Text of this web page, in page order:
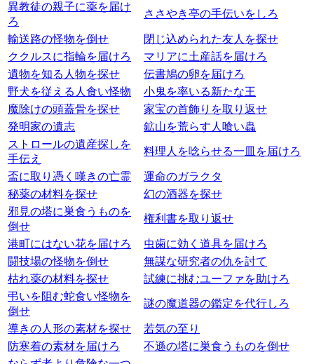
異教徒の親子に薬を届け
ろ
ささやき亭の手伝いをしろ
輸送路の怪物を倒せ
閉じ込められた友人を探せ
ククルスに指輪を届けろ
マリアに土産話を届けろ
遺物を知る人物を探せ
伝書鳩の卵を届けろ
野犬を従える人食い怪物
小鬼を率いる新たな王
魔除けの頭蓋骨を探せ
家宝の首飾りを取り返せ
発明家の遺志
鉱山を荒らす人喰い蟲
ストロールの遺産探しを
手伝え
料理人を唸らせる一皿を届けろ
盃に取り憑く嘆きの亡霊
運命のガラクタ
秘薬の材料を探せ
幻の酒器を探せ
邪見の塔に巣食うものを
倒せ
権利書を取り返せ
港町にはない花を届けろ
虫歯に効く道具を届けろ
闘技場の怪物を倒せ
無謀な研究者の仇を討て
枯れ薬の材料を探せ
試練に挑むユーファを助けろ
弔いを阻む蛇食い怪物を
倒せ
謎の魔道器の鑑定を代行しろ
導きの人形の素材を探せ
若気の至り
防寒着の素材を届けろ
不遜の塔に巣食うものを倒せ